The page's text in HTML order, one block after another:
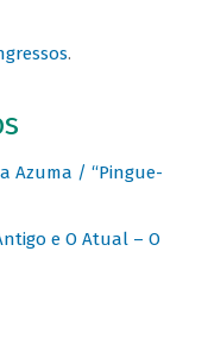
.
Azuma / “Pingue-
e O Atual – O